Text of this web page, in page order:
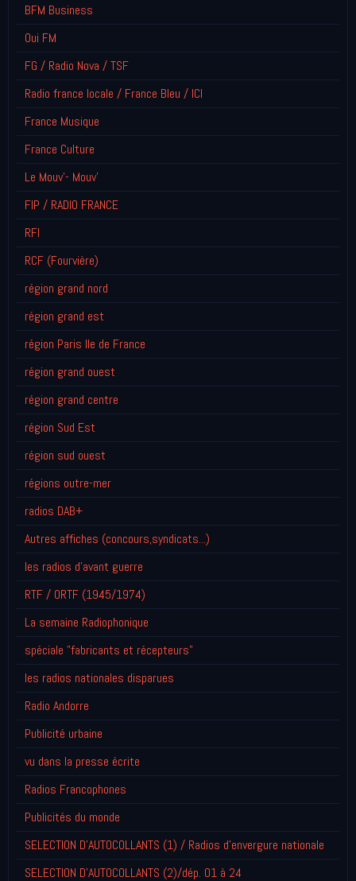
BFM Business
Oui FM
FG / Radio Nova / TSF
Radio france locale / France Bleu / ICI
France Musique
France Culture
Le Mouv'- Mouv'
FIP / RADIO FRANCE
RFI
RCF (Fourvière)
région grand nord
région grand est
région Paris Ile de France
région grand ouest
région grand centre
région Sud Est
région sud ouest
régions outre-mer
radios DAB+
Autres affiches (concours,syndicats...)
les radios d'avant guerre
RTF / ORTF (1945/1974)
La semaine Radiophonique
spéciale "fabricants et récepteurs"
les radios nationales disparues
Radio Andorre
Publicité urbaine
vu dans la presse écrite
Radios Francophones
Publicités du monde
SELECTION D'AUTOCOLLANTS (1) / Radios d'envergure nationale
SELECTION D'AUTOCOLLANTS (2)/dép. 01 à 24